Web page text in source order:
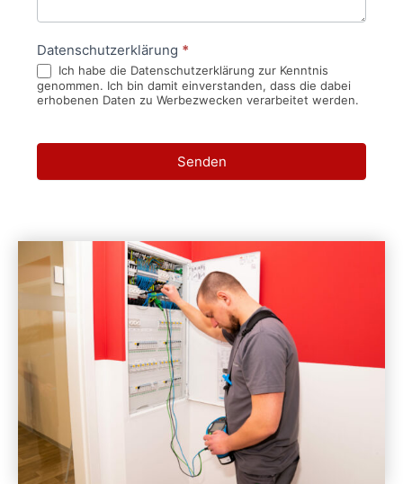
Datenschutzerklärung *
Ich habe die Datenschutzerklärung zur Kenntnis
genommen. Ich bin damit einverstanden, dass die dabei
erhobenen Daten zu Werbezwecken verarbeitet werden.
Senden